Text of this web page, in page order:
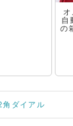
自
の
ダイアル